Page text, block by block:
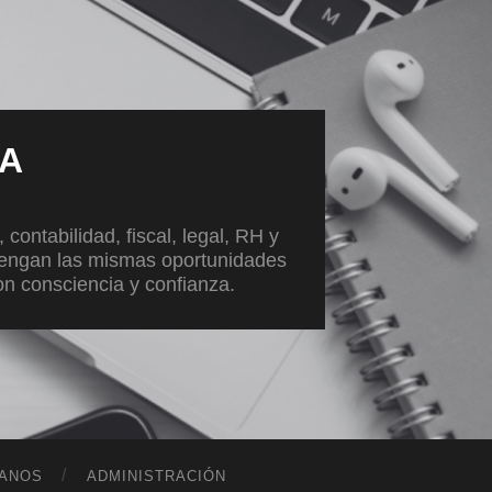
contabilidad, fiscal, legal, RH y
las mismas oportunidades
consciencia y confianza.
ADMINISTRACIÓN